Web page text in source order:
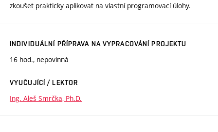
zkoušet prakticky aplikovat na vlastní programovací úlohy.
INDIVIDUÁLNÍ PŘÍPRAVA NA VYPRACOVÁNÍ PROJEKTU
16 hod., nepovinná
VYUČUJÍCÍ / LEKTOR
Ing. Aleš Smrčka, Ph.D.